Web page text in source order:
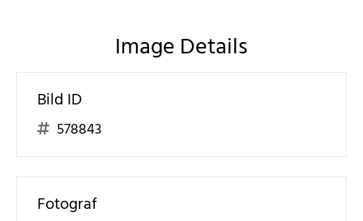
Image Details
Bild ID
578843
Fotograf